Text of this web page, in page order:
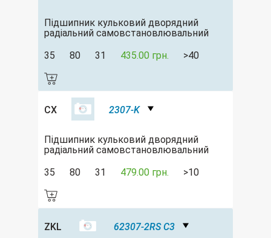
Підшипник кульковий дворядний
радіальний самовстановлювальний
35
80 31 435.00 грн. >40
CX 2307-K
Підшипник кульковий дворядний
радіальний самовстановлювальний
35
80 31 479.00 грн. >10
ZKL 62307-2RS C3